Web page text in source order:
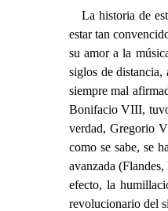
La historia de
estar tan
su amor a la
siglos de distancia,
siempre mal
Bonifacio VIII,
verdad, Gregorio
como se sabe, se
avanzada
efecto, la
revolucionario del